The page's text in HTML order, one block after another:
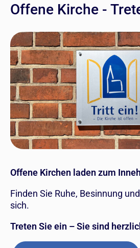
Offene Kirche -
Offene Kirchen laden zum
Finden Sie Ruhe, Besinnung
sich.
Treten Sie ein – Sie sind